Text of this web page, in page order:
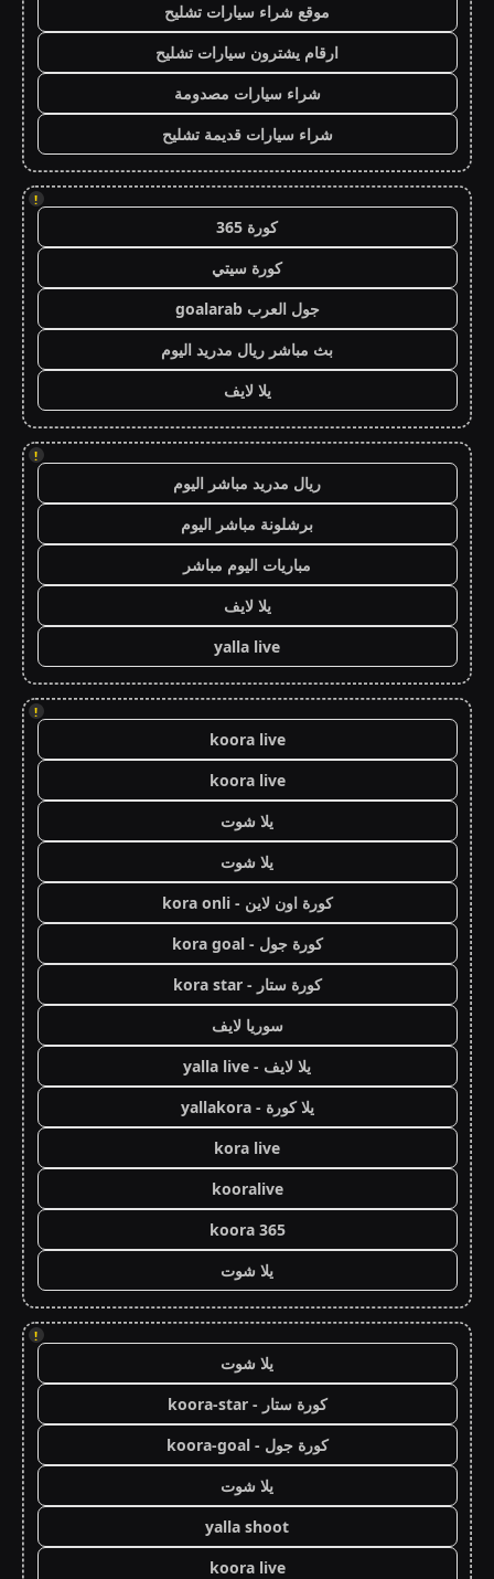
موقع شراء سيارات تشليح
ارقام يشترون سيارات تشليح
شراء سيارات مصدومة
شراء سيارات قديمة تشليح
!
كورة 365
كورة سيتي
جول العرب goalarab
بث مباشر ريال مدريد اليوم
يلا لايف
!
ريال مدريد مباشر اليوم
برشلونة مباشر اليوم
مباريات اليوم مباشر
يلا لايف
yalla live
!
koora live
koora live
يلا شوت
يلا شوت
كورة اون لاين - kora onli
كورة جول - kora goal
كورة ستار - kora star
سوريا لايف
يلا لايف - yalla live
يلا كورة - yallakora
kora live
kooralive
koora 365
يلا شوت
!
يلا شوت
كورة ستار - koora-star
كورة جول - koora-goal
يلا شوت
yalla shoot
koora live